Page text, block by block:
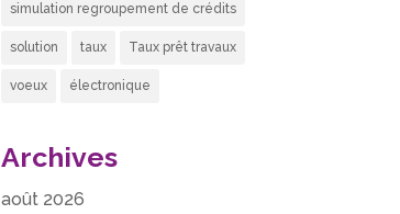
simulation regroupement de crédits
solution taux Taux prêt travaux
voeux électronique
Archives
août 2026